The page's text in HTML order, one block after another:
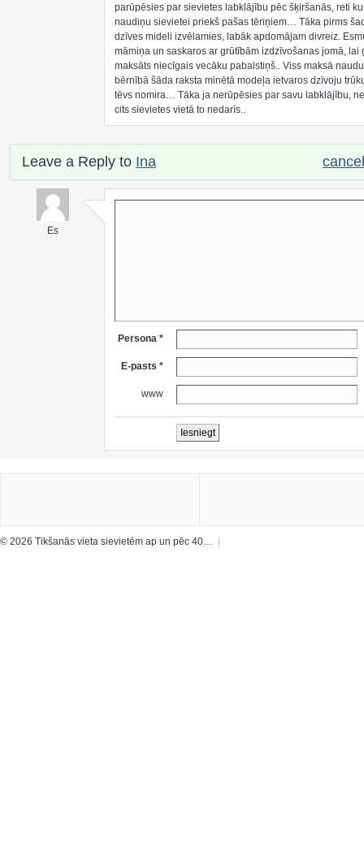
parūpēsies par sievietes labklājību pēc šķiršanās, reti
naudiņu sievietei priekš pašas tēriņiem… Tāka pirms
dzīves mideli izvēlamies, labāk apdomājam divreiz.
māmiņa un saskaros ar grūtībām izdzīvošanas jomā, lai
maksāts niecīgais vecāku pabalstiņš.. Viss maksā
bērnībā šāda raksta minētā modeļa ietvaros dzīvoju
tēvs nomira… Tāka ja nerūpēsies par savu labklājību,
cits sievietes vietā to nedarīs..
Leave a Reply to Ina
Es
Persona *
E-pasts *
www
© 2026 Tikšanās vieta sievietēm ap un pēc 40… |